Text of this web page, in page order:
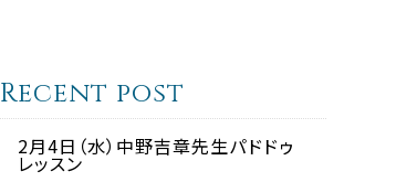
Recent post
2月4日（水）中野吉章先生パドドゥ
レッスン